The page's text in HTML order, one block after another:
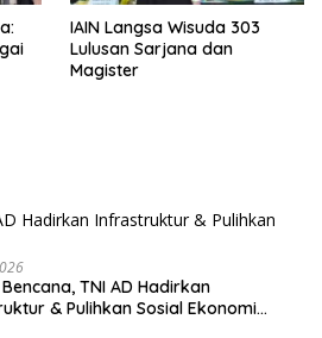
IAIN Langsa Wisuda 303
Lulusan Sarjana dan
Magister
TNI AD Hadirkan
& Pulihkan Sosial Ekonomi